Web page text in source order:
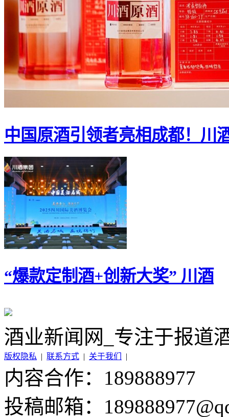
中国原酒引领者亮相成都！川
“爆款定制酒+创新大奖” 川酒
酒业新闻网_专注于报道
版权隐私 | 联系方式 | 关于我们 |
内容合作：189888977
投稿邮箱：